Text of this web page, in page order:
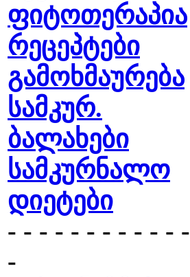
ფიტოთერაპია
რეცეპტები
გამოხმაურება
სამკურ.
ბალახები
სამკურნალო
დიეტები
- - - - - - - - - - - -
-